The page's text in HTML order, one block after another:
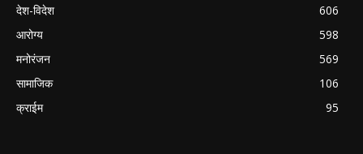
देश-विदेश
606
आरोग्य
598
मनोरंजन
569
सामाजिक
106
क्राईम
95